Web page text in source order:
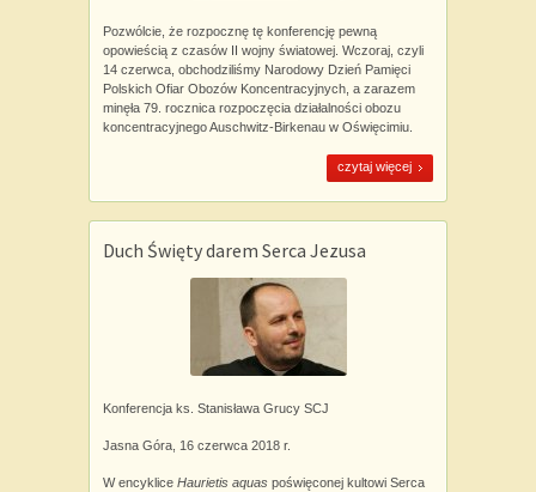
Pozwólcie, że rozpocznę tę konferencję pewną
opowieścią z czasów II wojny światowej. Wczoraj, czyli
14 czerwca, obchodziliśmy Narodowy Dzień Pamięci
Polskich Ofiar Obozów Koncentracyjnych, a zarazem
minęła 79. rocznica rozpoczęcia działalności obozu
koncentracyjnego Auschwitz-Birkenau w Oświęcimiu.
czytaj więcej
Duch Święty darem Serca Jezusa
Konferencja ks. Stanisława Grucy SCJ
Jasna Góra, 16 czerwca 2018 r.
W encyklice Haurietis aquas poświęconej kultowi Serca